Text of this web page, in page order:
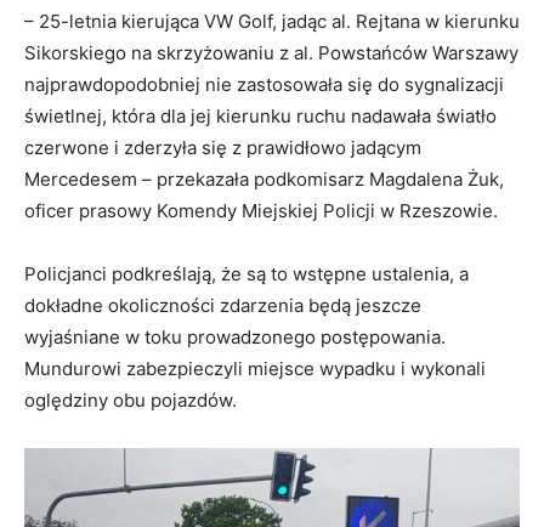
– 25-letnia kierująca VW Golf, jadąc al. Rejtana w kierunku
Sikorskiego na skrzyżowaniu z al. Powstańców Warszawy
najprawdopodobniej nie zastosowała się do sygnalizacji
świetlnej, która dla jej kierunku ruchu nadawała światło
czerwone i zderzyła się z prawidłowo jadącym
Mercedesem – przekazała podkomisarz Magdalena Żuk,
oficer prasowy Komendy Miejskiej Policji w Rzeszowie.
Policjanci podkreślają, że są to wstępne ustalenia, a
dokładne okoliczności zdarzenia będą jeszcze
wyjaśniane w toku prowadzonego postępowania.
Mundurowi zabezpieczyli miejsce wypadku i wykonali
oględziny obu pojazdów.